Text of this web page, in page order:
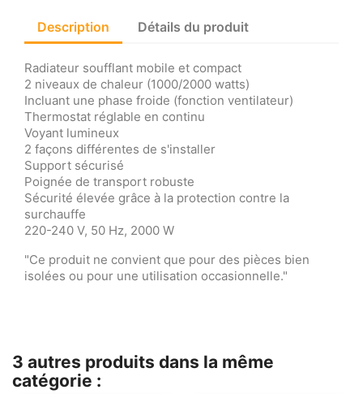
Description Détails du produit
Radiateur soufflant mobile et compact
2 niveaux de chaleur (1000/2000 watts)
Incluant une phase froide (fonction ventilateur)
Thermostat réglable en continu
Voyant lumineux
2 façons différentes de s'installer
Support sécurisé
Poignée de transport robuste
Sécurité élevée grâce à la protection contre la
surchauffe
220-240 V, 50 Hz, 2000 W
"Ce produit ne convient que pour des pièces bien
isolées ou pour une utilisation occasionnelle."
3 autres produits dans la même
catégorie :